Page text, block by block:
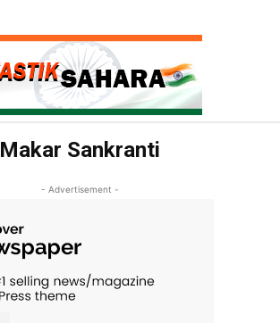
Makar Sankranti
- Advertisement -